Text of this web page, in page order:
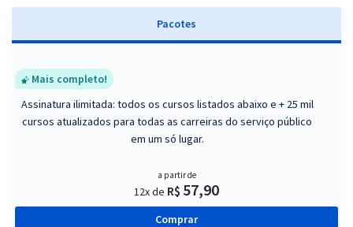
Pacotes
Mais completo!
Assinatura ilimitada: todos os cursos listados abaixo e + 25 mil
cursos atualizados para todas as carreiras do serviço público
em um só lugar.
a partir de
12x de R$ 57,90
Comprar